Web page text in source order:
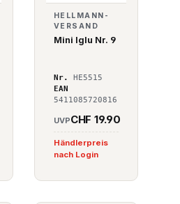
HELLMANN-
VERSAND
Mini Iglu Nr. 9
Nr.
HE5515
EAN
5411085720816
UVPCHF 19.90
Händlerpreis
nach Login